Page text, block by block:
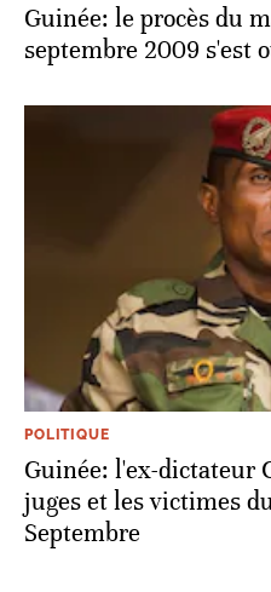
Guinée: le procès du
septembre 2009 s'est
POLITIQUE
Guinée: l'ex-dictateur
juges et les victimes
Septembre